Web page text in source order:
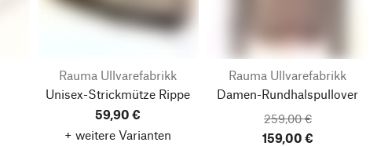
Rauma Ullvarefabrikk
Unisex-Strickmütze Rippe
59,90 €
+ weitere Varianten
Rauma Ullvarefabrikk
Damen-Rundhalspullover
259,00 €
159,00 €